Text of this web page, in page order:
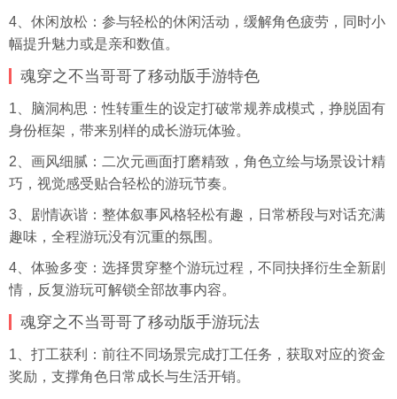
4、休闲放松：参与轻松的休闲活动，缓解角色疲劳，同时小
幅提升魅力或是亲和数值。
魂穿之不当哥哥了移动版手游特色
1、脑洞构思：性转重生的设定打破常规养成模式，挣脱固有
身份框架，带来别样的成长游玩体验。
2、画风细腻：二次元画面打磨精致，角色立绘与场景设计精
巧，视觉感受贴合轻松的游玩节奏。
3、剧情诙谐：整体叙事风格轻松有趣，日常桥段与对话充满
趣味，全程游玩没有沉重的氛围。
4、体验多变：选择贯穿整个游玩过程，不同抉择衍生全新剧
情，反复游玩可解锁全部故事内容。
魂穿之不当哥哥了移动版手游玩法
1、打工获利：前往不同场景完成打工任务，获取对应的资金
奖励，支撑角色日常成长与生活开销。